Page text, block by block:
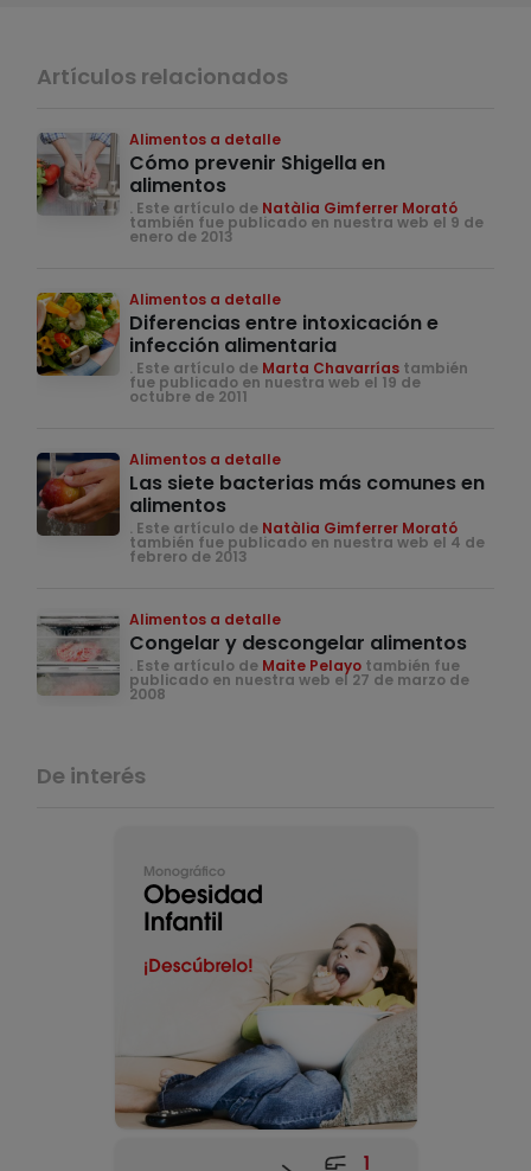
Artículos relacionados
Alimentos a detalle
Cómo prevenir Shigella en
alimentos
. Este artículo de Natàlia Gimferrer Morató
también fue publicado en nuestra web el 9 de
enero de 2013
Alimentos a detalle
Diferencias entre intoxicación e
infección alimentaria
. Este artículo de Marta Chavarrías también
fue publicado en nuestra web el 19 de
octubre de 2011
Alimentos a detalle
Las siete bacterias más comunes en
alimentos
. Este artículo de Natàlia Gimferrer Morató
también fue publicado en nuestra web el 4 de
febrero de 2013
Alimentos a detalle
Congelar y descongelar alimentos
. Este artículo de Maite Pelayo también fue
publicado en nuestra web el 27 de marzo de
2008
De interés